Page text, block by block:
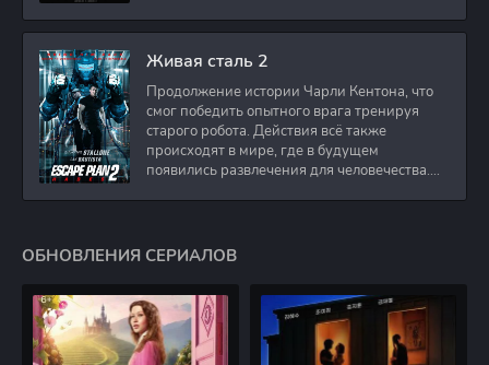
Живая сталь 2
Продолжение истории Чарли Кентона, что
смог победить опытного врага тренируя
старого робота. Действия всё также
происходят в мире, где в будущем
появились развлечения для человечества.
ОБНОВЛЕНИЯ СЕРИАЛОВ